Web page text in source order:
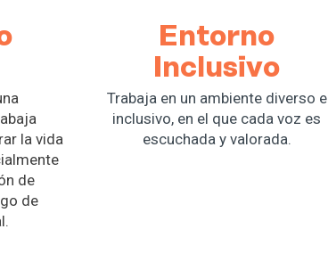
la vida
de
de
Entorno
Inclusivo
Trabaja en un ambiente diverso e
inclusivo, en el que cada voz es
escuchada y valorada.